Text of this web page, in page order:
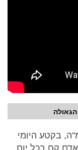
בקטע היומי
קם בכל יום